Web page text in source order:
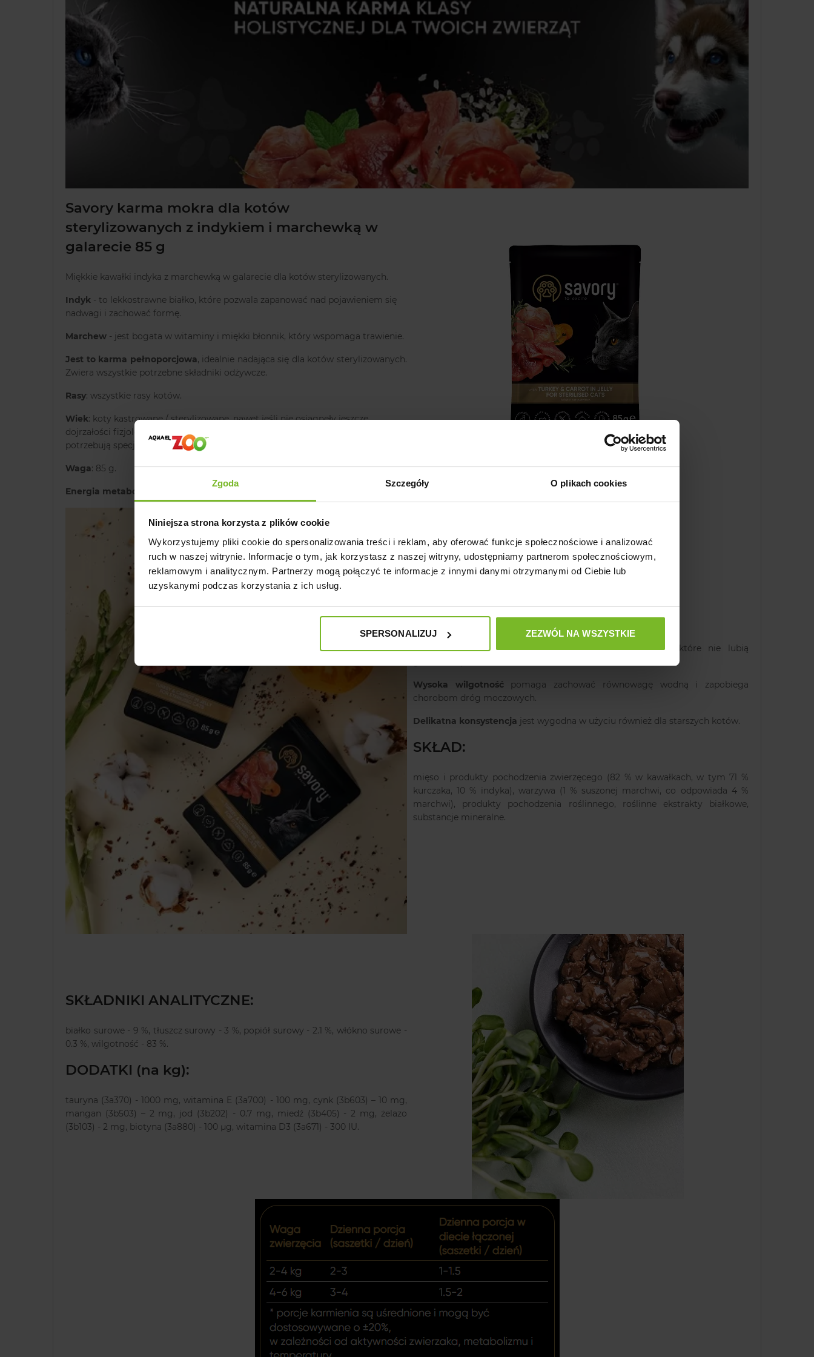
Zgoda Szczegóły O plikach cookies
Niniejsza strona korzysta z plików cookie
Wykorzystujemy pliki cookie do spersonalizowania treści i reklam, aby oferować funkcje społecznościowe i analizować
ruch w naszej witrynie. Informacje o tym, jak korzystasz z naszej witryny, udostępniamy partnerom społecznościowym,
reklamowym i analitycznym. Partnerzy mogą połączyć te informacje z innymi danymi otrzymanymi od Ciebie lub
uzyskanymi podczas korzystania z ich usług.
SPERSONALIZUJ ZEZWÓL NA WSZYSTKIE
Savory karma mokra dla kotów
sterylizowanych z indykiem i marchewką w
galarecie 85 g
Miękkie kawałki indyka z marchewką w galarecie dla kotów sterylizowanych.
Indyk - to lekkostrawne białko, które pozwala zapanować nad pojawieniem się
nadwagi i zachować formę.
Marchew - jest bogata w witaminy i miękki błonnik, który wspomaga trawienie.
Jest to karma pełnoporcjowa, idealnie nadająca się dla kotów sterylizowanych.
Zwiera wszystkie potrzebne składniki odżywcze.
Rasy: wszystkie rasy kotów.
Wiek: koty kastrowane / sterylizowane, nawet jeśli nie osiągnęły jeszcze
dojrzałości fizjologicznej. Takie zwierzęta mają już zmieniający się metabolizm i
potrzebują specjalnego odżywiania.
Waga: 85 g.
Energia metaboliczna : 72 kcal/100g
Zalety:
Wyselekcjonowane kawałkimięsa w sosie dla kotów, które nie lubią
Wysoka wilgotnośćpomaga zachować równowagę wodną i zapobiega
chorobom dróg moczowych.
Delikatna konsystencja jest wygodna w użyciu również dla starszych kotów.
SKŁAD:
mięso i produkty pochodzenia zwierzęcego (82 % w kawałkach, w tym 71 %
kurczaka, 10 % indyka), warzywa (1 % suszonej marchwi, co odpowiada 4 %
marchwi), produkty pochodzenia roślinnego, roślinne ekstrakty białkowe,
substancje mineralne.
SKŁADNIKI ANALITYCZNE:
białko surowe - 9 %, tłuszcz surowy - 3 %, popiół surowy - 2.1 %, włókno surowe -
0.3 %, wilgotność - 83 %.
DODATKI (na kg):
tauryna (3a370) - 1000 mg, witamina E (3a700) - 100 mg, cynk (3b603) – 10 mg,
mangan (3b503) – 2 mg, jod (3b202) - 0.7 mg, miedź (3b405) - 2 mg, żelazo
(3b103) - 2 mg, biotyna (3а880) - 100 μg, witamina D3 (3a671) - 300 IU.